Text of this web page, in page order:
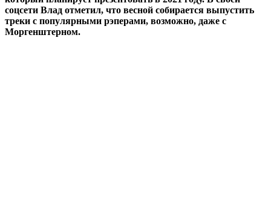
соцсети Влад отметил, что весной собирается выпустить
треки с популярными рэперами, возможно, даже с
Моргенштерном.